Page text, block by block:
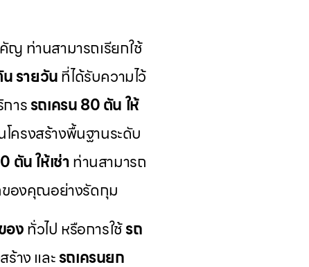
ญ ท่านสามารถเรียกใช้
รายวันที่ได้รับความไว้
ารรถเครน 80 ตัน ให้
ครงสร้างพื้นฐานระดับ
ตัน ให้เช่าท่านสามารถ
องคุณอย่างรัดกุม
องทั่วไป หรือการใช้รถ
ร้าง และรถเครนยก